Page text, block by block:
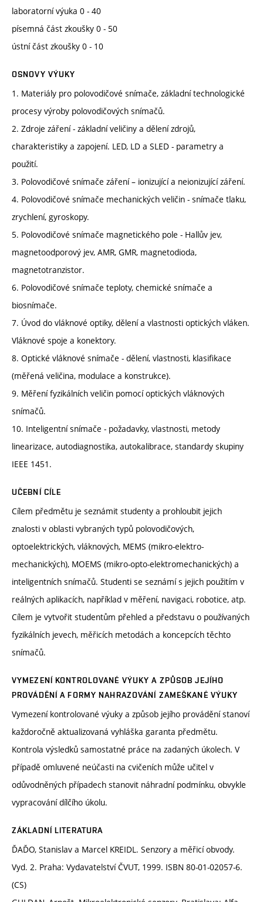
laboratorní výuka 0 - 40
písemná část zkoušky 0 - 50
ústní část zkoušky 0 - 10
OSNOVY VÝUKY
1. Materiály pro polovodičové snímače, základní technologické
procesy výroby polovodičových snímačů.
2. Zdroje záření - základní veličiny a dělení zdrojů,
charakteristiky a zapojení. LED, LD a SLED - parametry a
použití.
3. Polovodičové snímače záření – ionizující a neionizující záření.
4. Polovodičové snímače mechanických veličin - snímače tlaku,
zrychlení, gyroskopy.
5. Polovodičové snímače magnetického pole - Hallův jev,
magnetoodporový jev, AMR, GMR, magnetodioda,
magnetotranzistor.
6. Polovodičové snímače teploty, chemické snímače a
biosnímače.
7. Úvod do vláknové optiky, dělení a vlastnosti optických vláken.
Vláknové spoje a konektory.
8. Optické vláknové snímače - dělení, vlastnosti, klasifikace
(měřená veličina, modulace a konstrukce).
9. Měření fyzikálních veličin pomocí optických vláknových
snímačů.
10. Inteligentní snímače - požadavky, vlastnosti, metody
linearizace, autodiagnostika, autokalibrace, standardy skupiny
IEEE 1451.
UČEBNÍ CÍLE
Cílem předmětu je seznámit studenty a prohloubit jejich
znalosti v oblasti vybraných typů polovodičových,
optoelektrických, vláknových, MEMS (mikro-elektro-
mechanických), MOEMS (mikro-opto-elektromechanických) a
inteligentních snímačů. Studenti se seznámí s jejich použitím v
reálných aplikacích, například v měření, navigaci, robotice, atp.
Cílem je vytvořit studentům přehled a představu o používaných
fyzikálních jevech, měřicích metodách a koncepcích těchto
snímačů.
VYMEZENÍ KONTROLOVANÉ VÝUKY A ZPŮSOB JEJÍHO
PROVÁDĚNÍ A FORMY NAHRAZOVÁNÍ ZAMEŠKANÉ VÝUKY
Vymezení kontrolované výuky a způsob jejího provádění stanoví
každoročně aktualizovaná vyhláška garanta předmětu.
Kontrola výsledků samostatné práce na zadaných úkolech. V
případě omluvené neúčasti na cvičeních může učitel v
odůvodněných případech stanovit náhradní podmínku, obvykle
vypracování dílčího úkolu.
ZÁKLADNÍ LITERATURA
ĎAĎO, Stanislav a Marcel KREIDL. Senzory a měřicí obvody.
Vyd. 2. Praha: Vydavatelství ČVUT, 1999. ISBN 80-01-02057-6.
(CS)